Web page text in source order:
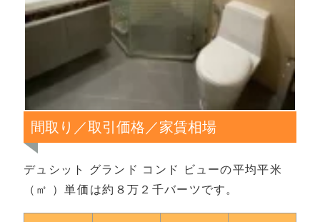
間取り／取引価格／家賃相場
デュシット グランド コンド ビューの平均平米
（㎡ ）単価は約８万２千バーツです。